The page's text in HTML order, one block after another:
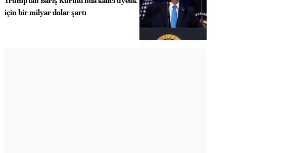
için bir milyar dolar şartı